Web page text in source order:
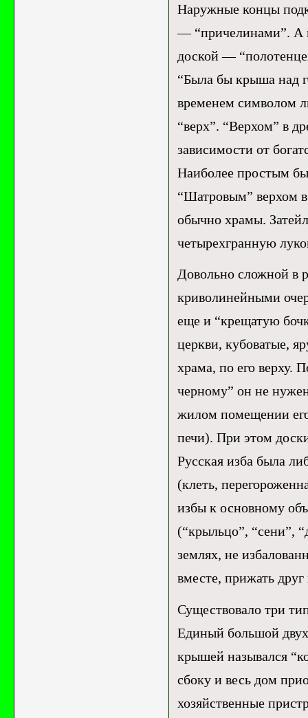
Наружные концы
— “причелинами”. А
доской —
“Была бы крыша над
временем символом
“верх”. “Верхом” в
зависимости от
Наиболее простым
“Шатровым” верхом
обычно храмы.
четырехгранную
Довольно сложной в
криволинейными
еще и “крещатую
церкви, кубоватые,
храма, по его верху.
черному” он не
жилом помещении его
печи). При этом
Русская изба была
(клеть,
избы к основному
(“крыльцо”, “сени”,
землях, не
вместе, прижать друг
Существовало три
Единый большой
крышей назывался
сбоку и весь дом
хозяйственные